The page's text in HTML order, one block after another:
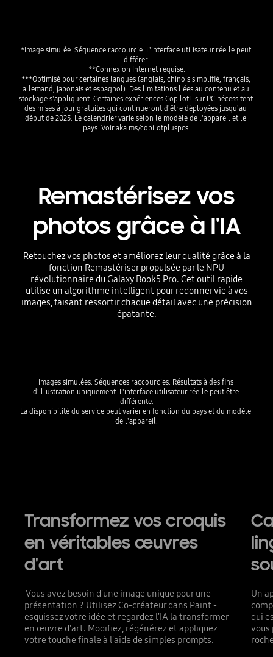
*Image simulée. Séquence raccourcie. L'interface utilisateur réelle peut
différer.
**Connexion Internet requise.
***Optimisé pour certaines langues (anglais, chinois simplifié, français,
allemand, japonais et espagnol). Des limitations liées au contenu et au
stockage s'appliquent. Certaines expériences Copilot+ sur PC nécessitent
des mises à jour gratuites qui continueront d'être déployées jusqu'au
début de 2025. Le calendrier varie selon le modèle de l'appareil et le
pays. Voir aka.ms/copilotpluspcs.
Remastérisez vos
photos grâce à l'IA
Retouchez vos photos et améliorez leur qualité grâce à la
fonction Remastériser propulsée par le NPU
révolutionnaire du Galaxy Book5 Pro. Cet outil rapide
utilise un algorithme intelligent pour redonner vie à vos
images, faisant ressortir chaque détail avec une précision
épatante.
Images simulées. Séquences raccourcies. Résultats à des fins
d'illustration uniquement. L'interface utilisateur réelle peut être
différente.
La disponibilité du service peut varier en fonction du pays et du modèle
de l'appareil.
Transformez vos croquis
en véritables œuvres
d'art
Vous avez besoin d'une image unique pour une
présentation ? Utilisez Co-créateur dans Paint -
esquissez votre idée et regardez l'IA la transformer
en œuvre d'art. Modifiez, régénérez et appliquez
votre touche finale à l'aide de simples prompts.
Un
qui
vous